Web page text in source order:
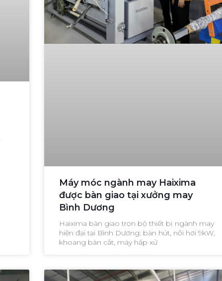
Máy móc ngành may Haixima
được bàn giao tại xưởng may
Bình Dương
Haixima bàn giao trọn bộ thiết bị ngành may
hiện đại tại Bình Dương: bàn hút, nồi hơi 9kW,
khoang bàn cắt, máy hấp xử